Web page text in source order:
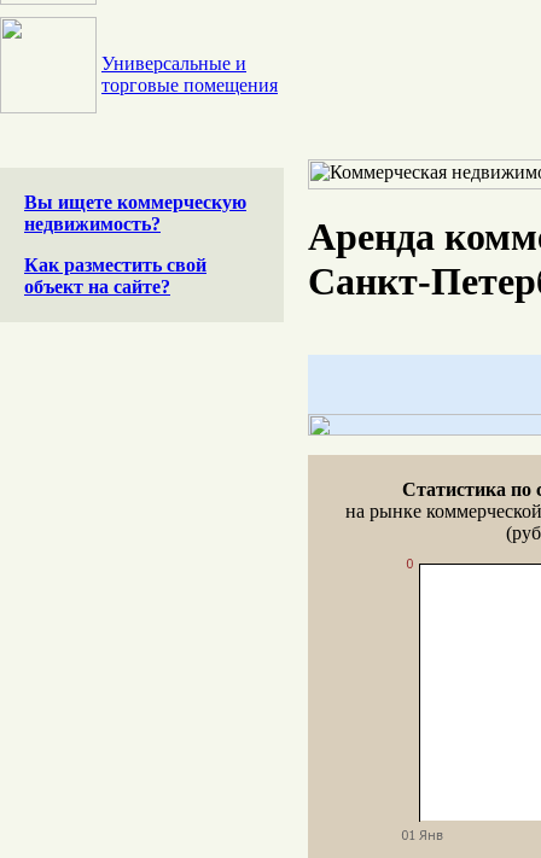
Универсальные и
торговые помещения
Вы ищете коммерческую
недвижимость?
Как разместить свой
объект на сайте?
Аренда
Санкт-
Статистика по
на рынке